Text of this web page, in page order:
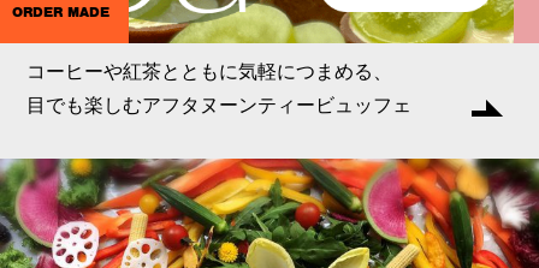
ORDER MADE
コーヒーや紅茶とともに気軽につまめる、
目でも楽しむアフタヌーンティービュッフェ